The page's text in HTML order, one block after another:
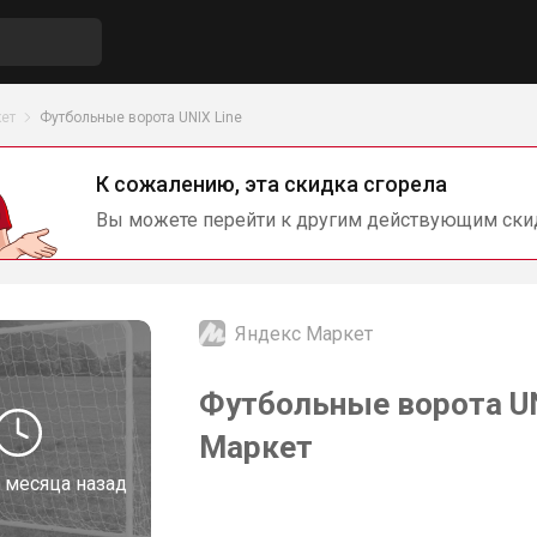
Футбольные ворота UNIX Line
К сожалению, эта скидка сгорела
Вы можете перейти к другим действующим
месяца назад
Яндекс Маркет
Футбольные ворота
Маркет